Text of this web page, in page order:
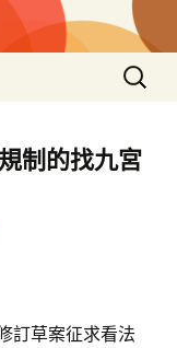
搜
尋
鍵
字:
制的找九宮
訂草案征求看法